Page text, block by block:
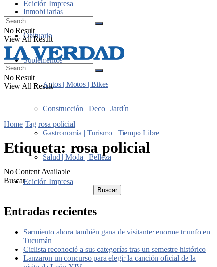
Inmobiliarias
Obituario
Suplementos
Autos | Motos | Bikes
Construcción | Deco | Jardín
Gastronomía | Turismo | Tiempo Libre
Salud | Moda | Belleza
Edición Impresa
Edición Impresa
No Result
View All Result
No Result
View All Result
Home Tag rosa policial
Etiqueta: rosa policial
No Content Available
Buscar
Buscar
Entradas recientes
Sarmiento ahora también gana de visitante: enorme triunfo en
Tucumán
Ciclista reconoció a sus categorías tras un semestre histórico
Lanzaron un concurso para elegir la canción oficial de la